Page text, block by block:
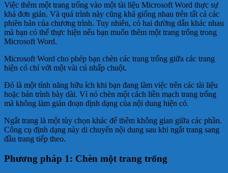
Việc thêm một trang trống vào một tài liệu Microsoft Word thực sự
khá đơn giản. Và quá trình này cũng khá giống nhau trên tất cả các
phiên bản của chương trình. Tuy nhiên, có hai đường dẫn khác nhau
mà bạn có thể thực hiện nếu bạn muốn thêm một trang trống trong
Microsoft Word.
Microsoft Word cho phép bạn chèn các trang trống giữa các trang
hiện có chỉ với một vài cú nhấp chuột.
Đó là một tính năng hữu ích khi bạn đang làm việc trên các tài liệu
hoặc bản trình bày dài. Vì nó chèn một cách liền mạch trang trống
mà không làm gián đoạn định dạng của nội dung hiện có.
Ngắt trang là một tùy chọn khác để thêm không gian giữa các phần.
Công cụ định dạng này di chuyển nội dung sau khi ngắt trang sang
đầu trang tiếp theo.
Phương pháp 1: Chèn một trang trống